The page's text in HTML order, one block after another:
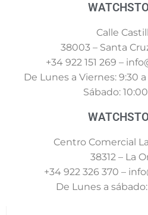
Calle
38003 – Santa
+34 922 151 269 –
De Lunes a Viernes: 9:30
Sábado:
Centro Comercial
38312 – La
+34 922 326 370 –
De Lunes a